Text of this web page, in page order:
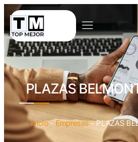
PLAZAS
Inicio- Empresas-PLAZAS